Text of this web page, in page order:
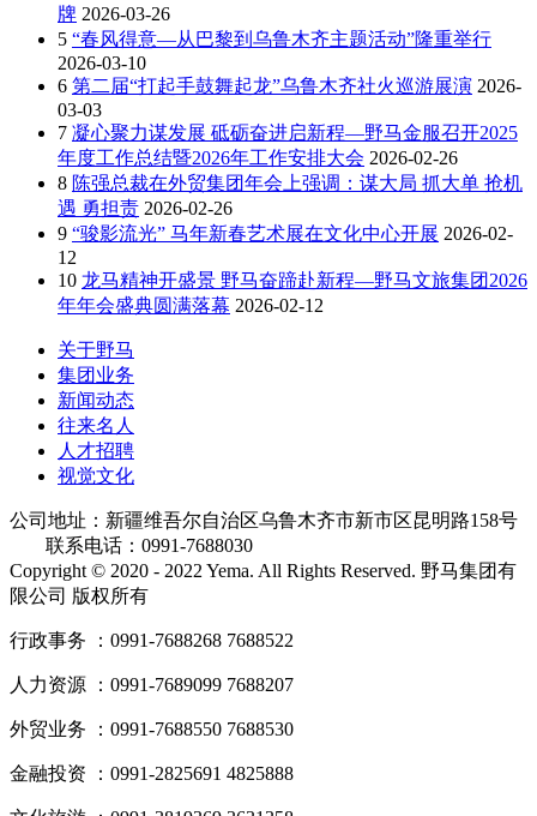
牌 2026-03-26
5 “春风得意—从巴黎到乌鲁木齐主题活动”隆重举行
2026-03-10
6 第二届“打起手鼓舞起龙”乌鲁木齐社火巡游展演 2026-
03-03
7 凝心聚力谋发展 砥砺奋进启新程—野马金服召开2025
年度工作总结暨2026年工作安排大会 2026-02-26
8 陈强总裁在外贸集团年会上强调：谋大局 抓大单 抢机
遇 勇担责 2026-02-26
9 “骏影流光” 马年新春艺术展在文化中心开展 2026-02-
12
10 龙马精神开盛景 野马奋蹄赴新程—野马文旅集团2026
年年会盛典圆满落幕 2026-02-12
关于野马
集团业务
新闻动态
往来名人
人才招聘
视觉文化
公司地址：新疆维吾尔自治区乌鲁木齐市新市区昆明路158号
联系电话：0991-7688030
Copyright © 2020 - 2022 Yema. All Rights Reserved. 野马集团有
限公司 版权所有
行政事务 ：0991-7688268 7688522
人力资源 ：0991-7689099 7688207
外贸业务 ：0991-7688550 7688530
金融投资 ：0991-2825691 4825888